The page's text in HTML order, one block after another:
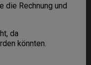
die Rechnung und
da
könnten.